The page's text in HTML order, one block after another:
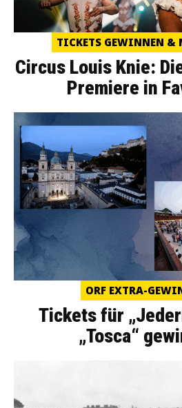
TICKETS GEWINNEN &
Circus Louis Knie:
Premiere in
ORF EXTRA-
Tickets für
„Tosca“